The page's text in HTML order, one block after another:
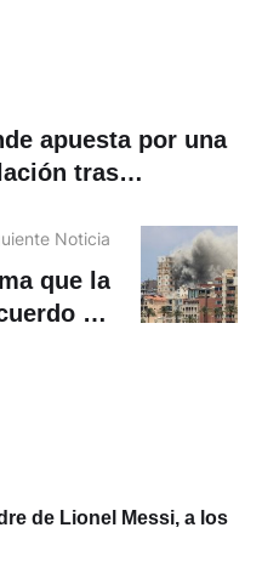
apuesta por una
tras
Noticia
que la
de
de Lionel Messi, a los